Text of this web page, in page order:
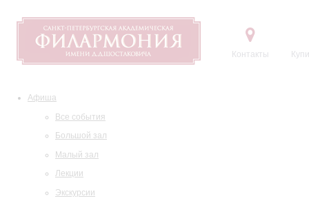
Контакты
Афиша
Все события
Большой зал
Малый зал
Лекции
Экскурсии